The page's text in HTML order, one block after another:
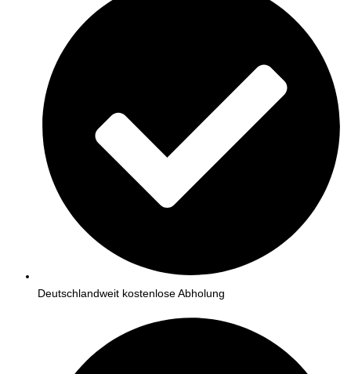
Deutschlandweit kostenlose Abholung